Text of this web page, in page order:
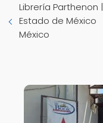
Librería Parthenon |
Estado de México
México